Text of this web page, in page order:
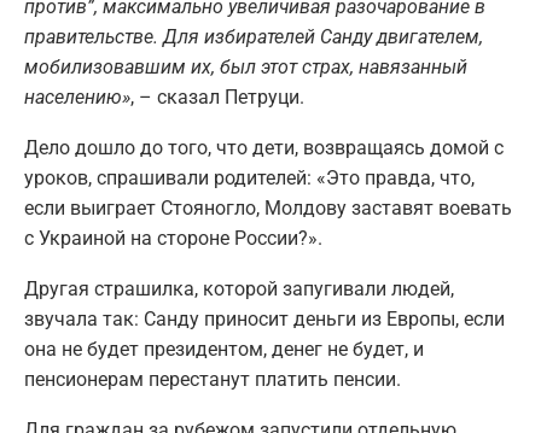
против”, максимально увеличивая разочарование в
правительстве. Для избирателей Санду двигателем,
мобилизовавшим их, был этот страх, навязанный
населению», – сказал Петруци.
Дело дошло до того, что дети, возвращаясь домой с
уроков, спрашивали родителей: «Это правда, что,
если выиграет Стояногло, Молдову заставят воевать
с Украиной на стороне России?».
Другая страшилка, которой запугивали людей,
звучала так: Санду приносит деньги из Европы, если
она не будет президентом, денег не будет, и
пенсионерам перестанут платить пенсии.